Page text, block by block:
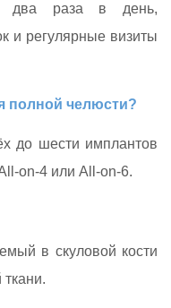
два раза в день,
и регулярные визиты
полной челюсти?
до шести имплантов
или All‑on‑6.
в скуловой кости